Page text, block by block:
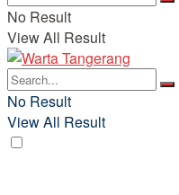
No Result
View All Result
No Result
View All Result